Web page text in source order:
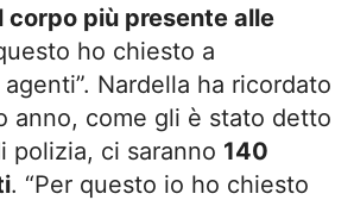
corpo più presente alle
ho chiesto a
Nardella ha ricordato
anno, come gli è stato detto
polizia, ci saranno 140
. “Per questo io ho chiesto